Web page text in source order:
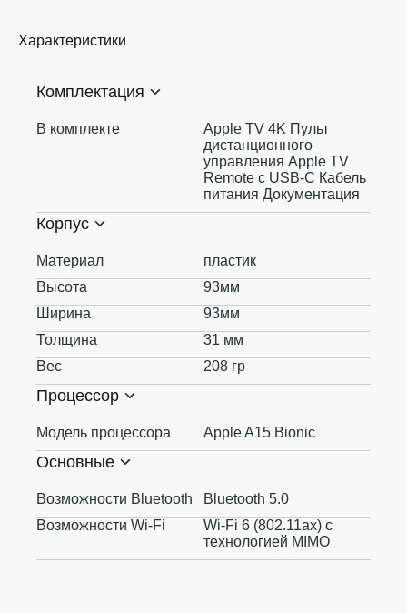
Характеристики
Комплектация
В комплекте
Apple TV 4K Пульт
дистанционного
управления Apple TV
Remote c USB-C Кабель
питания Документация
Корпус
Материал
пластик
Высота
93мм
Ширина
93мм
Толщина
31 мм
Вес
208 гр
Процессор
Модель процессора Apple A15 Bionic
Основные
Возможности Bluetooth
Bluetooth 5.0
Возможности Wi-Fi
Wi‑Fi 6 (802.11ax) с
технологией MIMO